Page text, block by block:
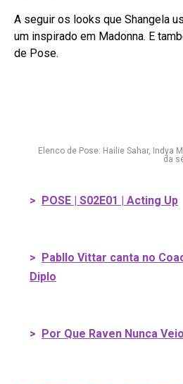
A seguir os looks que Shangela
um inspirado em Madonna. E
de Pose.
Elenco de Pose: Hailie Sahar, Indya
da
> POSE | S02E01 | Acting Up
> Pabllo Vittar canta no
Diplo
> Por Que Raven Nunca